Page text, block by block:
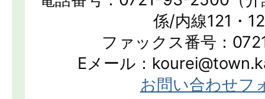
係/内線121・
ファックス番号：
Eメール：
お問い合わせフ